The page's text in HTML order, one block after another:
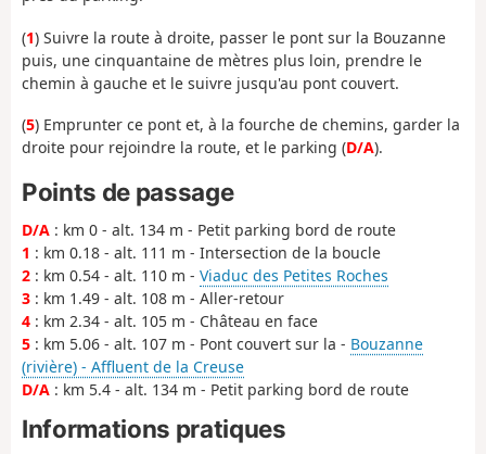
(1) Suivre la route à droite, passer le pont sur la Bouzanne
puis, une cinquantaine de mètres plus loin, prendre le
chemin à gauche et le suivre jusqu'au pont couvert.
(5) Emprunter ce pont et, à la fourche de chemins, garder la
droite pour rejoindre la route, et le parking (D/A).
Points de passage
D/A : km 0 - alt. 134 m - Petit parking bord de route
1 : km 0.18 - alt. 111 m - Intersection de la boucle
2 : km 0.54 - alt. 110 m - Viaduc des Petites Roches
3 : km 1.49 - alt. 108 m - Aller-retour
4 : km 2.34 - alt. 105 m - Château en face
5 : km 5.06 - alt. 107 m - Pont couvert sur la - Bouzanne
(rivière) - Affluent de la Creuse
D/A : km 5.4 - alt. 134 m - Petit parking bord de route
Informations pratiques